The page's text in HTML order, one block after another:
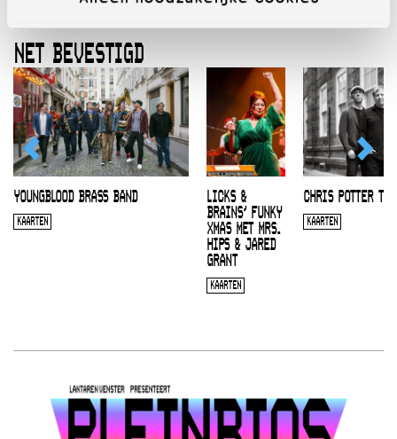
NET BEVESTIGD
YOUNGBLOOD BRASS BAND
KAARTEN
LICKS &
BRAINS’ FUNKY
XMAS MET MRS.
HIPS & JARED
GRANT
KAARTEN
CHRIS POTTER
KAARTEN